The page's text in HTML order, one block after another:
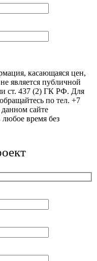
касающаяся цен,
является публичной
ст. 437 (2) ГК РФ. Для
по тел. +7
сайте
время без